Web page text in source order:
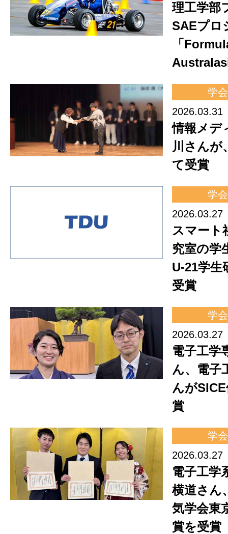
理工学部
SAEプロ
「
学会
2026.03.31
情報メデ
川さんが
て受賞
学会
2026.03.27
スマート
究室の学
U-21学生
受賞
学会
2026.03.27
電子工学
ん、電子
んが
賞
学会
2026.03.27
電子工学
横道さん
気学会東
賞を受賞